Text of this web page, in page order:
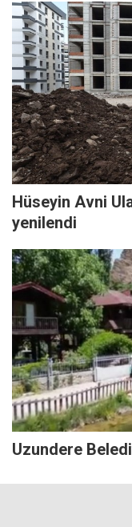
Hüseyin Avni
yenilendi
Uzundere